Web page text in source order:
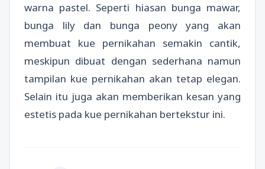
warna pastel. Seperti hiasan bunga mawar,
bunga lily dan bunga peony yang akan
membuat kue pernikahan semakin cantik,
meskipun dibuat dengan sederhana namun
tampilan kue pernikahan akan tetap elegan.
Selain itu juga akan memberikan kesan yang
estetis pada kue pernikahan bertekstur ini.